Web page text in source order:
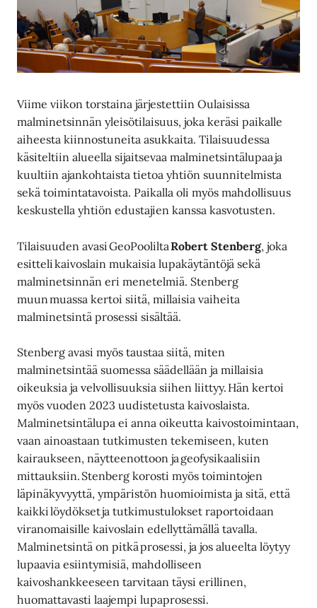
Viime viikon torstaina järjestettiin Oulaisissa
malminetsinnän yleisötilaisuus, joka keräsi paikalle
aiheesta kiinnostuneita asukkaita. Tilaisuudessa
käsiteltiin alueella sijaitsevaa malminetsintälupaa ja
kuultiin ajankohtaista tietoa yhtiön suunnitelmista
sekä toimintatavoista. Paikalla oli myös mahdollisuus
keskustella yhtiön edustajien kanssa kasvotusten.
Tilaisuuden avasi GeoPooliltaRobert Stenberg, joka
esitteli kaivoslain mukaisia lupakäytäntöjä sekä
malminetsinnän eri menetelmiä. Stenberg
muun muassa kertoi siitä, millaisia vaiheita
malminetsintä prosessi sisältää.
Stenberg avasi myös taustaa siitä, miten
malminetsintää suomessa säädellään ja millaisia
oikeuksia ja velvollisuuksia siihen liittyy. Hän kertoi
myös vuoden 2023 uudistetusta kaivoslaista.
Malminetsintälupa ei anna oikeutta kaivostoimintaan,
vaan ainoastaan tutkimusten tekemiseen, kuten
kairaukseen, näytteenottoon ja geofysikaalisiin
mittauksiin. Stenberg korosti myös toimintojen
läpinäkyvyyttä, ympäristön huomioimista ja sitä, että
kaikki löydökset ja tutkimustulokset raportoidaan
viranomaisille kaivoslain edellyttämällä tavalla.
Malminetsintä on pitkä prosessi, ja jos alueelta löytyy
lupaavia esiintymisiä, mahdolliseen
kaivoshankkeeseen tarvitaan täysi erillinen,
huomattavasti laajempi lupaprosessi.